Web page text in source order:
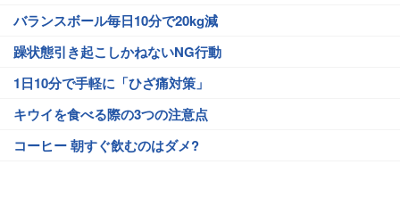
バランスボール毎日10分で20kg減
躁状態引き起こしかねないNG行動
1日10分で手軽に「ひざ痛対策」
キウイを食べる際の3つの注意点
コーヒー 朝すぐ飲むのはダメ?